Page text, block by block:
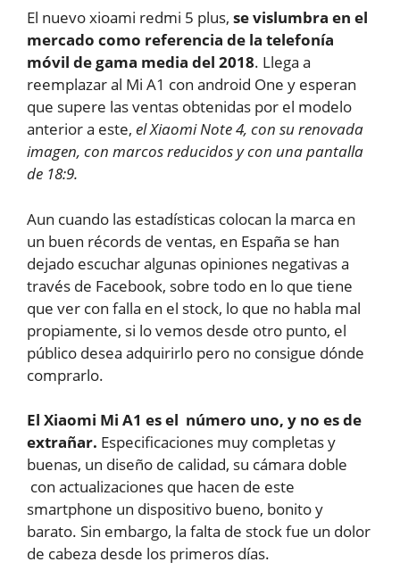
El nuevo xioami redmi 5 plus, se vislumbra en el
mercado como referencia de la telefonía
móvil de gama media del 2018. Llega a
reemplazar al Mi A1 con android One y esperan
que supere las ventas obtenidas por el modelo
anterior a este, el Xiaomi Note 4, con su renovada
imagen, con marcos reducidos y con una pantalla
de 18:9.
Aun cuando las estadísticas colocan la marca en
un buen récords de ventas, en España se han
dejado escuchar algunas opiniones negativas a
través de Facebook, sobre todo en lo que tiene
que ver con falla en el stock, lo que no habla mal
propiamente, si lo vemos desde otro punto, el
público desea adquirirlo pero no consigue dónde
comprarlo.
El Xiaomi Mi A1 es el número uno, y no es de
extrañar. Especificaciones muy completas y
buenas, un diseño de calidad, su cámara doble
con actualizaciones que hacen de este
smartphone un dispositivo bueno, bonito y
barato. Sin embargo, la falta de stock fue un dolor
de cabeza desde los primeros días.